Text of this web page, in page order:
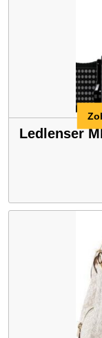
Ledlenser